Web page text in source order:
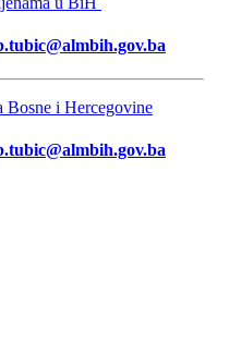
Bosne i Hercegovine